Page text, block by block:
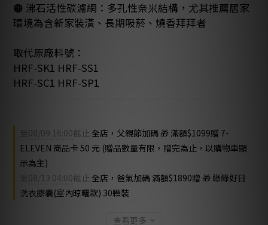
🟠 沸石活性碳濾網：多孔性奈米結構，尤其推薦居家
環境為含新家裝潢、長期吸菸、燒香拜拜者
取代原廠料號：
HRF-SK1 HRF-SS1
HRF-SC1 HRF-SP1
08/09 16:00截止 全店，父親節加碼 🎁 滿額$1099贈 7-
ELEVEN 商品卡 50 元 (贈品數量有限，贈完為止，以購物車顯
示為主)
08/13 04:00截止 全店，爸氣加碼 滿額$1890贈 🎁 綠綠好日
洗衣膠囊(室內晾曬款) 30顆裝
查看更多